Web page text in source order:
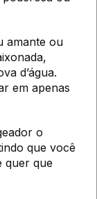
amante ou
d’água.
em apenas
o
que você
quer que